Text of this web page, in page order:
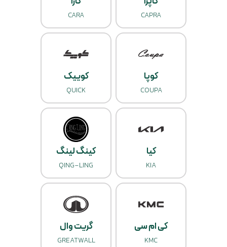
CAPRA
CARA
کوپا
COUPA
کوییک
QUICK
کیا
KIA
کینگ لینگ
QING-LING
کی ام سی
KMC
گریت وال
GREATWALL